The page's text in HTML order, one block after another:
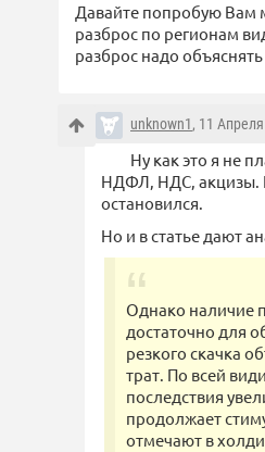
Давайте попробую Вам
разброс по регионам
разброс надо
unknown1, 11
Ну как это я не
НДФЛ, НДС, акцизы.
остановился.
Но и в статье дают
Однако наличие
достаточно для
резкого скачка
трат. По всей
последствия
продолжает
отмечают в